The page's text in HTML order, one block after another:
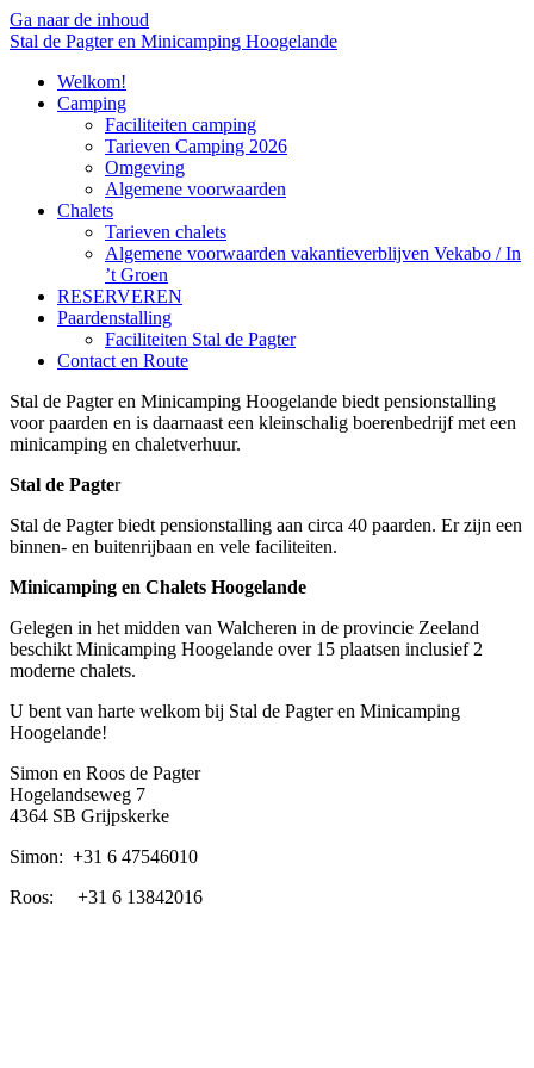
Ga naar de inhoud
Stal de Pagter en Minicamping Hoogelande
Welkom!
Camping
Faciliteiten camping
Tarieven Camping 2026
Omgeving
Algemene voorwaarden
Chalets
Tarieven chalets
Algemene voorwaarden vakantieverblijven Vekabo / In
’t Groen
RESERVEREN
Paardenstalling
Faciliteiten Stal de Pagter
Contact en Route
Stal de Pagter en Minicamping Hoogelande biedt pensionstalling
voor paarden en is daarnaast een kleinschalig boerenbedrijf met een
minicamping en chaletverhuur.
Stal de Pagter
Stal de Pagter biedt pensionstalling aan circa 40 paarden. Er zijn een
binnen- en buitenrijbaan en vele faciliteiten.
Minicamping en Chalets Hoogelande
Gelegen in het midden van Walcheren in de provincie Zeeland
beschikt Minicamping Hoogelande over 15 plaatsen inclusief 2
moderne chalets.
U bent van harte welkom bij Stal de Pagter en Minicamping
Hoogelande!
Simon en Roos de Pagter
Hogelandseweg 7
4364 SB Grijpskerke
Simon: +31 6 47546010
Roos: +31 6 13842016